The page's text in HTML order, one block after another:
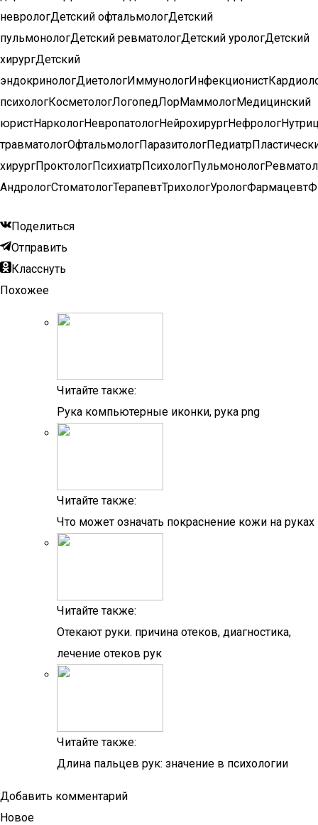
неврологДетский офтальмологДетский
пульмонологДетский ревматологДетский урологДетский
хирургДетский
психологКосметологЛогопедЛорМаммологМедицинский
Поделиться
Отправить
Класснуть
Похожее
Читайте также:
Рука компьютерные иконки, рука png
Читайте также:
Что может означать покраснение кожи на руках
Читайте также:
Отекают руки. причина отеков, диагностика,
лечение отеков рук
Читайте также:
Длина пальцев рук: значение в психологии
Добавить комментарий
Новое